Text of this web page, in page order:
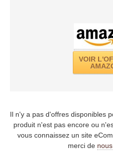
VOIR
Il n'y a pas d'offres disponibles
produit n'est pas encore ou
vous connaissez un site
merci de